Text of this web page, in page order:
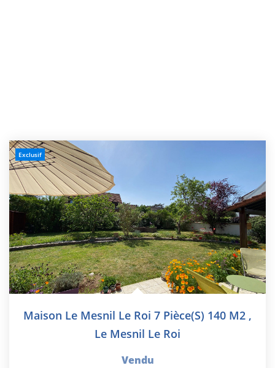
Exclusif
Maison Le Mesnil Le Roi 7 Pièce(s) 140 M2 ,
Le Mesnil Le Roi
Vendu